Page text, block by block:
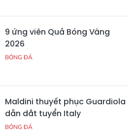
9 ứng viên Quả Bóng Vàng
2026
BÓNG ĐÁ
Maldini thuyết phục Guardiola
dẫn dắt tuyển Italy
BÓNG ĐÁ